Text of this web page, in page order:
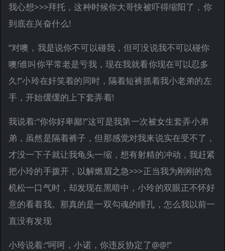
我心想>>>拜托，这种时候你大哥快被吓得缩阳了，你
到底在兴奋什么!
“对噢，我是说你不可以碰我，但可没说我不可以碰你
噢!谁叫你平常老是亏我，现在我就看你现在可以忍多
久!”小玲在奸笑着的同时，隔着短裤抓着我小老弟的左
手，开始缓缓的上下套弄着!
我说着:“你你好卑鄙!”这可是我第一次被女生套弄小弟
弟，虽然是隔着裤子，但那感觉对我来说实在受不了，
才没一下子就让我龟头一缩，想有射精的冲动，我赶紧
把小玲的手拨开，以解燃眉之急>>>正当我为刚刚的危
机松一口气时，却发现在黑暗中，小玲的双眼正不怀好
意的看着我。那真的是一双勾魂的瞳孔，怎么我以前一
直没有发现
小玲说着:“呵呵，小诺，你违反协定了@@!”